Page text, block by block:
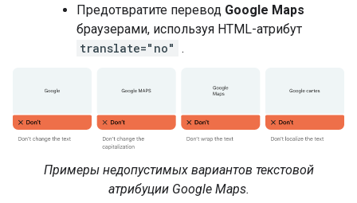
Предотвратите перевод Google Maps
браузерами, используя HTML-атрибут
translate="no" .
Примеры недопустимых вариантов текстовой
атрибуции Google Maps.